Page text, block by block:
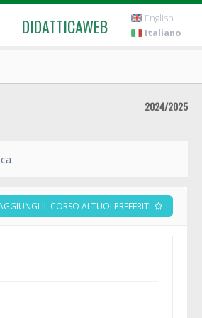
DIDATTICAWEB
English
Italiano
2024/2025
IL CORSO AI TUOI PREFERITI